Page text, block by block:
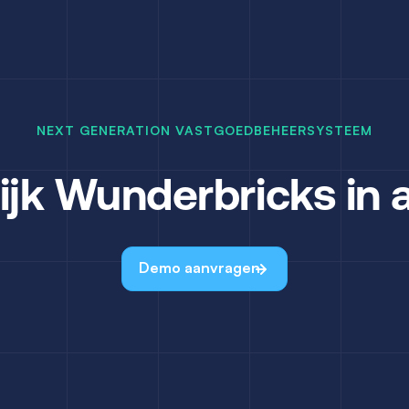
NEXT GENERATION VASTGOEDBEHEERSYSTEEM
Wunderbricks in
Demo aanvragen